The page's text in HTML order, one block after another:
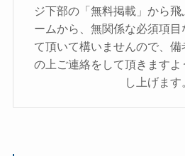
ジ下部の「無料掲載」から
ームから、無関係な必須項
て頂いて構いませんので、備
の上ご連絡をして頂きますよ
し上げます